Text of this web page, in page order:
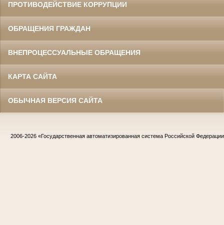
ПРОТИВОДЕЙСТВИЕ КОРРУПЦИИ
ОБРАЩЕНИЯ ГРАЖДАН
ВНЕПРОЦЕССУАЛЬНЫЕ ОБРАЩЕНИЯ
КАРТА САЙТА
ОБЫЧНАЯ ВЕРСИЯ САЙТА
2006-2026 «Государственная автоматизированная система Российской